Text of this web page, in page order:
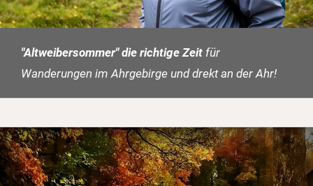
"Altweibersommer" die richtige Zeit für
Wanderungen im Ahrgebirge und drekt an der Ahr!